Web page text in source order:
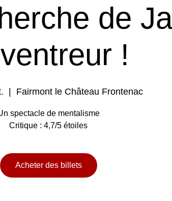
de
!
Fairmont le Château Frontenac
spectacle de mentalisme
Critique : 4,7/5 étoiles
Acheter des billets